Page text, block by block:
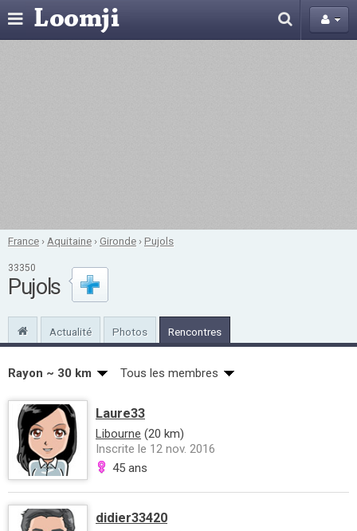
France › Aquitaine ›Gironde ›Pujols
33350
Pujols
Actualité Photos Rencontres
Rayon ~ 30 km Tous les membres
Laure33
Libourne (20 km)
Inscrite le 12 nov. 2016
45 ans
didier33420